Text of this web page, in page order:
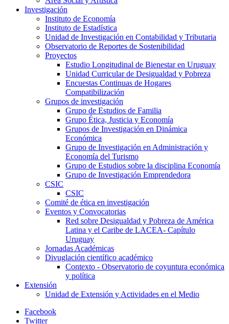
Investigación
Instituto de Economía
Instituto de Estadística
Unidad de Investigación en Contabilidad y Tributaria
Observatorio de Reportes de Sostenibilidad
Proyectos
Estudio Longitudinal de Bienestar en Uruguay
Unidad Curricular de Desigualdad y Pobreza
Encuestas Continuas de Hogares
Compatibilización
Grupos de investigación
Grupo de Estudios de Familia
Grupo Ética, Justicia y Economía
Grupos de Investigación en Dinámica
Económica
Grupo de Investigación en Administración y
Economía del Turismo
Grupo de Estudios sobre la disciplina Economía
Grupo de Investigación Emprendedora
CSIC
CSIC
Comité de ética en investigación
Eventos y Convocatorias
Red sobre Desigualdad y Pobreza de América
Latina y el Caribe de LACEA- Capítulo
Uruguay
Jornadas Académicas
Divuglación científico académico
Contexto - Observatorio de coyuntura económica
y política
Extensión
Unidad de Extensión y Actividades en el Medio
Facebook
Twitter